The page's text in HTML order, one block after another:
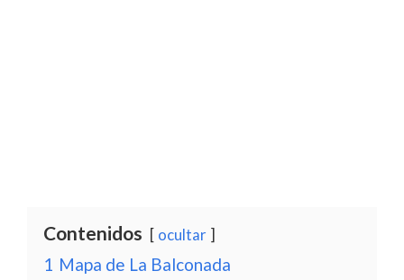
Contenidos ocultar
1 Mapa de La Balconada